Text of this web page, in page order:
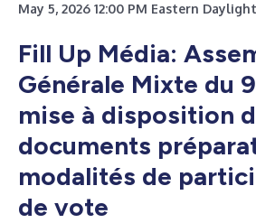
May 5, 2026 12:00 PM Eastern
Fill Up Média:
Générale Mixte du
mise à disposition
documents
modalités de
de vote